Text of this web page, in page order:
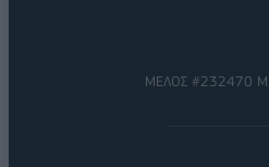
ΜΕΛΟΣ #232470